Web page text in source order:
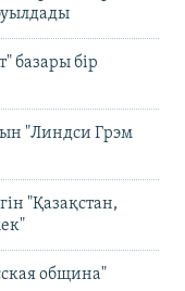
базары бір
"Линдси Грэм
"Қазақстан,
община"